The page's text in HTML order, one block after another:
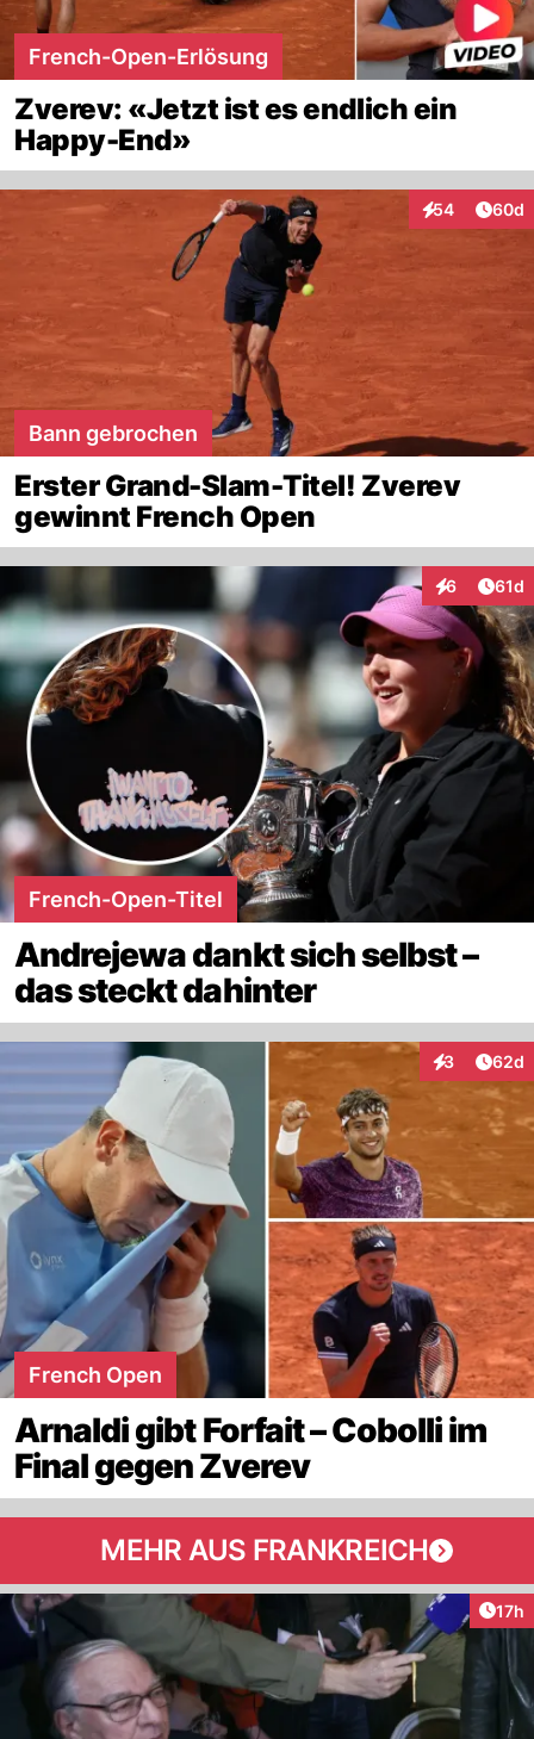
French-Open-Erlösung
Zverev: «Jetzt ist es endlich ein
Happy-End»
54
Interaktionen
60d
Bann gebrochen
Erster Grand-Slam-Titel! Zverev
gewinnt French Open
6
Interaktionen
61d
French-Open-Titel
Andrejewa dankt sich selbst –
das steckt dahinter
3
Interaktionen
62d
French Open
Arnaldi gibt Forfait – Cobolli im
Final gegen Zverev
MEHR AUS FRANKREICH
17h